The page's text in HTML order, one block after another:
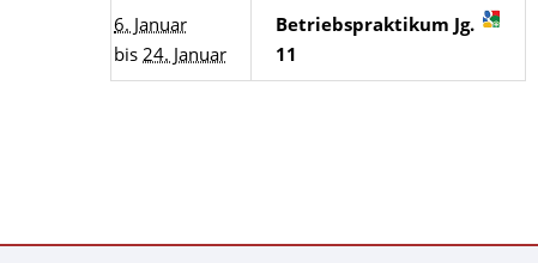
6. Januar
bis 24. Januar
Betriebspraktikum Jg.
11